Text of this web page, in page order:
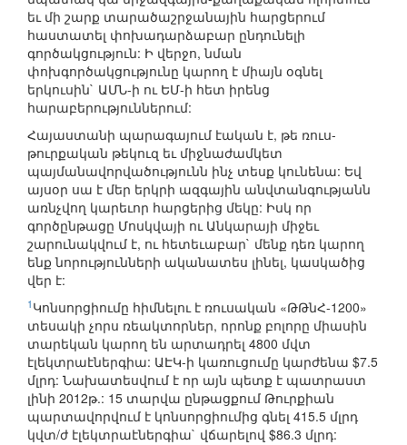
եւ մի շարք տարածաշրջանային հարցերում
հաստատել փոխադարձաբար ընդունելի
գործակցություն: Ի վերջո, նման
փոխգործակցությունը կարող է միայն օգնել
երկուսին` ԱՄՆ-ի ու ԵՄ-ի հետ իրենց
հարաբերություններում:
Հայաստանի պարագայում էական է, թե ռուս-
թուրքական թեկուզ եւ միջնաժամկետ
պայմանավորվածությունն ինչ տեսք կունենա: Եվ
այսօր սա է մեր երկրի ազգային անվտանգությանն
առնչվող կարեւոր հարցերից մեկը: Իսկ որ
գործընթացը Մոսկվայի ու Անկարայի միջեւ
շարունակվում է, ու հետեւաբար` մենք դեռ կարող
ենք նորությունների ականատես լինել, կասկածից
վեր է:
1 Կոնսորցիումը հիմնելու է ռուսական «ԹԹնՀ-1200»
տեսակի չորս ռեակտորներ, որոնք բոլորը միասին
տարեկան կարող են արտադրել 4800 մվտ
էլեկտրաէներգիա: ԱԷԿ-ի կառուցումը կարժենա $7.5
մլրդ: Նախատեսվում է որ այն պետք է պատրաստ
լինի 2012թ.: 15 տարվա ընթացքում Թուրքիան
պարտավորվում է կոնսորցիումից գնել 415.5 մլրդ
կվտ/ժ էլեկտրաէներգիա` վճարելով $86.3 մլրդ: